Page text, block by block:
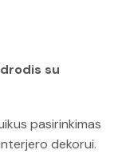
su
pasirinkimas
dekorui.